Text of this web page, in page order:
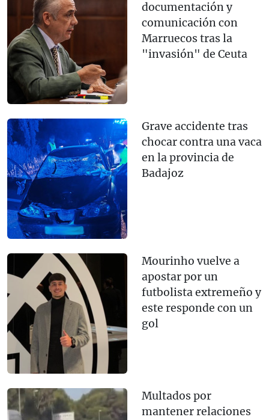
documentación y
comunicación con
Marruecos tras la
"invasión" de Ceuta
Grave accidente tras
chocar contra una vaca
en la provincia de
Badajoz
Mourinho vuelve a
apostar por un
futbolista extremeño y
este responde con un
gol
Multados por
mantener relaciones